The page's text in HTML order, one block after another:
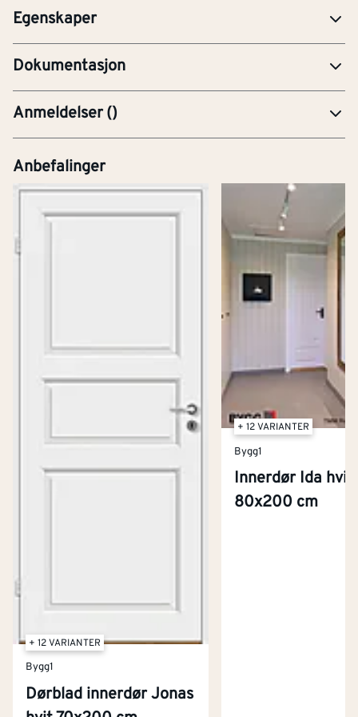
Egenskaper
Dokumentasjon
PRE-Produktdatablad
Anmeldelser()
Anbefalinger
+ 12 VARIANTER
Bygg1
Dørblad innerdør Jonas
+ 12 VARIANTER
Bygg1
Innerdør Ida hvit
80x200 cm